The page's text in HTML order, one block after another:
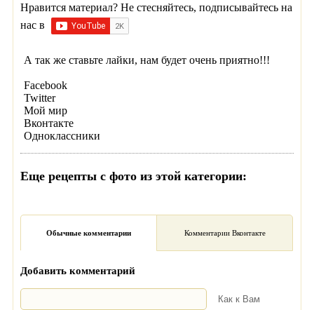
Нравится материал? Не стесняйтесь, подписывайтесь на
нас в
А так же ставьте лайки, нам будет очень приятно!!!
Facebook
Twitter
Мой мир
Вконтакте
Одноклассники
Еще рецепты с фото из этой категории:
Обычные комментарии Комментарии Вконтакте
Добавить комментарий
Как к Вам